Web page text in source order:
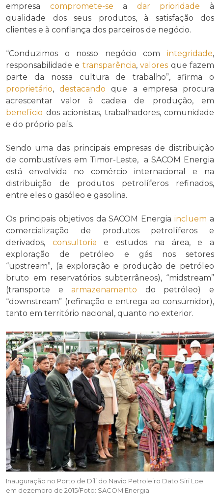
empresa compromete-se a dar prioridade à
qualidade dos seus produtos, à satisfação dos
clientes e à confiança dos parceiros de negócio.
“Conduzimos o nosso negócio com integridade,
responsabilidade e transparência,valores que fazem
parte da nossa cultura de trabalho”, afirma o
proprietário,destacando que a empresa procura
acrescentar valor à cadeia de produção, em
benefício dos acionistas, trabalhadores, comunidade
e do próprio país.
Sendo uma das principais empresas de distribuição
de combustíveis em Timor-Leste, a SACOM Energia
está envolvida no comércio internacional e na
distribuição de produtos petrolíferos refinados,
entre eles o gasóleo e gasolina.
Os principais objetivos da SACOM Energiaincluem a
comercialização de produtos petrolíferos e
derivados, consultoria e estudos na área, e a
exploração de petróleo e gás nos setores
“upstream”, (a exploração e produção de petróleo
bruto em reservatórios subterrâneos), “midstream”
(transporte earmazenamento do petróleo) e
“downstream” (refinação e entrega ao consumidor),
tanto em território nacional, quanto no exterior.
Inauguração no Porto de Díli do Navio Petroleiro Dato Siri Loe
em dezembro de 2015/Foto: SACOM Energia